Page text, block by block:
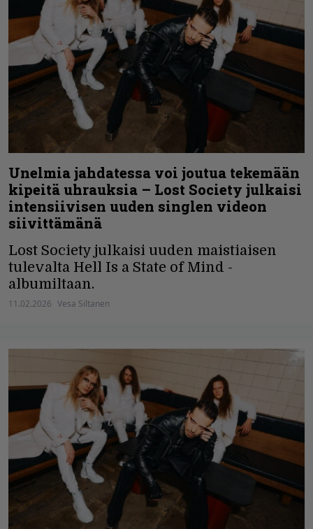
Unelmia jahdatessa voi joutua tekemään
kipeitä uhrauksia – Lost Society julkaisi
intensiivisen uuden singlen videon
siivittämänä
Lost Society julkaisi uuden maistiaisen
tulevalta Hell Is a State of Mind -
albumiltaan.
11.02.2026 Vesa Siltanen